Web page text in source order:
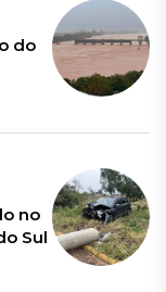
do
no
Sul